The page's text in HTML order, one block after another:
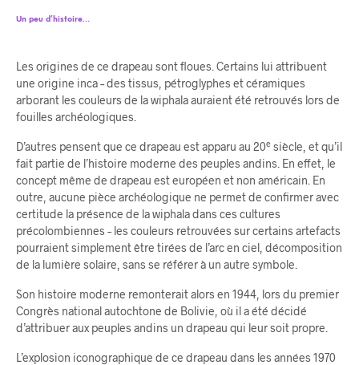
Un peu d’histoire…
Les origines de ce drapeau sont floues. Certains lui attribuent
une origine inca – des tissus, pétroglyphes et céramiques
arborant les couleurs de la wiphala auraient été retrouvés lors de
fouilles archéologiques.
D’autres pensent que ce drapeau est apparu au 20e siècle, et qu’il
fait partie de l’histoire moderne des peuples andins. En effet, le
concept même de drapeau est européen et non américain. En
outre, aucune pièce archéologique ne permet de confirmer avec
certitude la présence de la wiphala dans ces cultures
précolombiennes – les couleurs retrouvées sur certains artefacts
pourraient simplement être tirées de l’arc en ciel, décomposition
de la lumière solaire, sans se référer à un autre symbole.
Son histoire moderne remonterait alors en 1944, lors du premier
Congrès national autochtone de Bolivie, où il a été décidé
d’attribuer aux peuples andins un drapeau qui leur soit propre.
L’explosion iconographique de ce drapeau dans les années 1970